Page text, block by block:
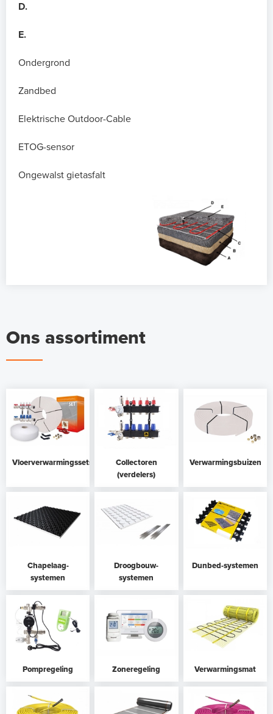
D.
E.
Ondergrond
Zandbed
Elektrische Outdoor-Cable
ETOG-sensor
Ongewalst gietasfalt
Ons assortiment
Vloerverwarmingssets
Collectoren
(verdelers)
Verwarmingsbuizen
Chapelaag-
systemen
Droogbouw-
systemen
Dunbed-systemen
Pompregeling Zoneregeling Verwarmingsmat